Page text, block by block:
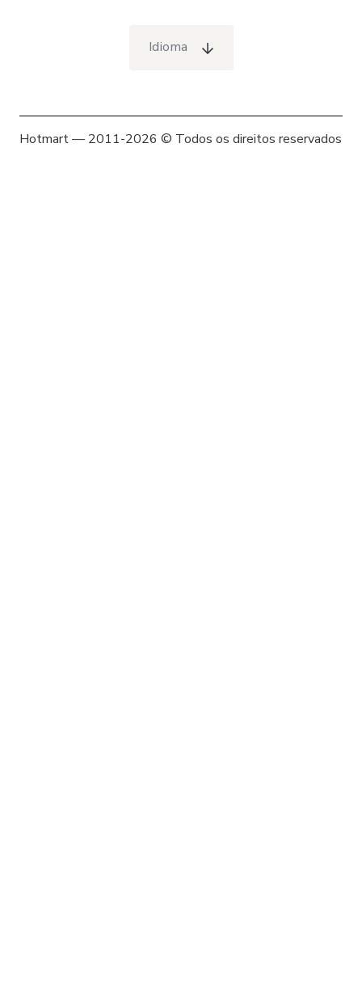
Idioma
Hotmart — 2011-2026 © Todos os direitos reservados